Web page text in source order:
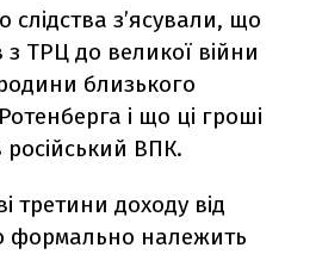
слідства зʼясували, що
з ТРЦ до великої війни
близького
і що ці гроші
російський ВПК.
третини доходу від
формально належить